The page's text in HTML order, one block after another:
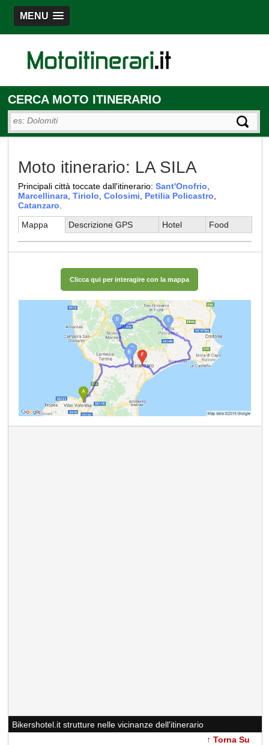
MENU
CERCA MOTO ITINERARIO
Moto itinerario: LA SILA
Principali città toccate dall'itinerario:Sant'Onofrio
Marcellinara ,Tiriolo ,Colosimi Petilia Policastro
Catanzaro
Mappa
Descrizione GPS Hotel Food
Clicca qui per interagire con la mappa
Bikershotel.it strutture nelle vicinanze dell'itinerario
↑ Torna Su